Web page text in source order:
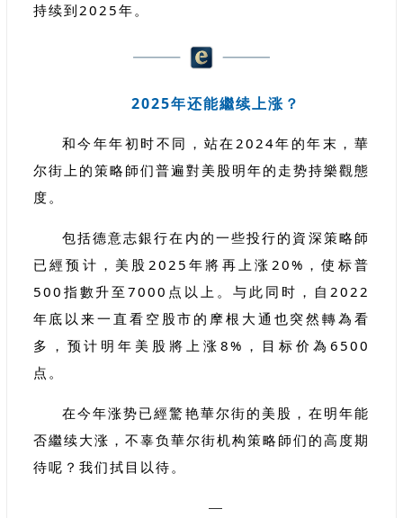
持续到2025年。
2025年还能繼续上涨？
和今年年初时不同，站在2024年的年末，華
尔街上的策略師们普遍對美股明年的走势持樂觀態
度。
包括德意志銀行在内的一些投行的資深策略師
已經预计，美股2025年將再上涨20%，使标普
500指數升至7000点以上。与此同时，自2022
年底以来一直看空股市的摩根大通也突然轉為看
多，预计明年美股將上涨8%，目标价為6500
点。
在今年涨势已經驚艳華尔街的美股，在明年能
否繼续大涨，不辜负華尔街机构策略師们的高度期
待呢？我们拭目以待。
—